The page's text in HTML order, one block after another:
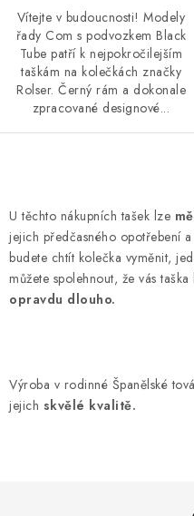
Vítejte v budoucnosti! Modely
řady Com s podvozkem Black
Tube patří k nejpokročilejším
taškám na kolečkách značky
Rolser. Černý rám a dokonale
zpracované designové...
v
l
á
d
a
p
r
U těchto nákupních tašek lze
jejich předčasného opotřebení
budete chtít kolečka vyměnit,
můžete spolehnout, že vás taška
opravdu dlouho.
Výroba v rodinné Španělské
jejich skvělé kvalitě.